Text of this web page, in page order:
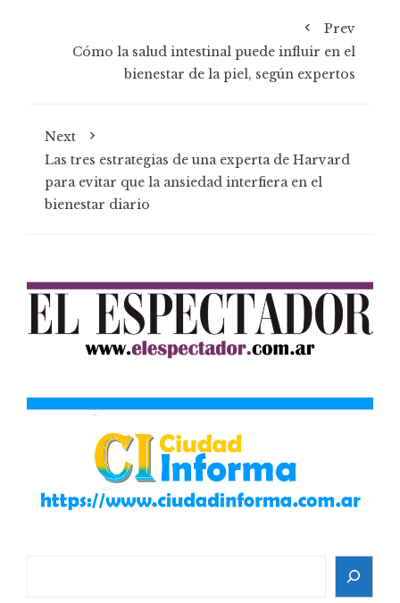
Prev
Cómo la salud intestinal puede influir en el
bienestar de la piel, según expertos
Next
Las tres estrategias de una experta de Harvard
para evitar que la ansiedad interfiera en el
bienestar diario